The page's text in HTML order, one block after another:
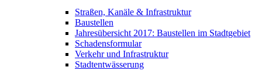
Straßen, Kanäle & Infrastruktur
Baustellen
Jahresübersicht 2017: Baustellen im Stadtgebiet
Schadensformular
Verkehr und Infrastruktur
Stadtentwässerung